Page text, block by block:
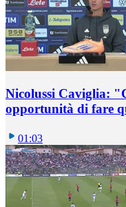
Nicolussi Caviglia:
opportunità di fare
01:03